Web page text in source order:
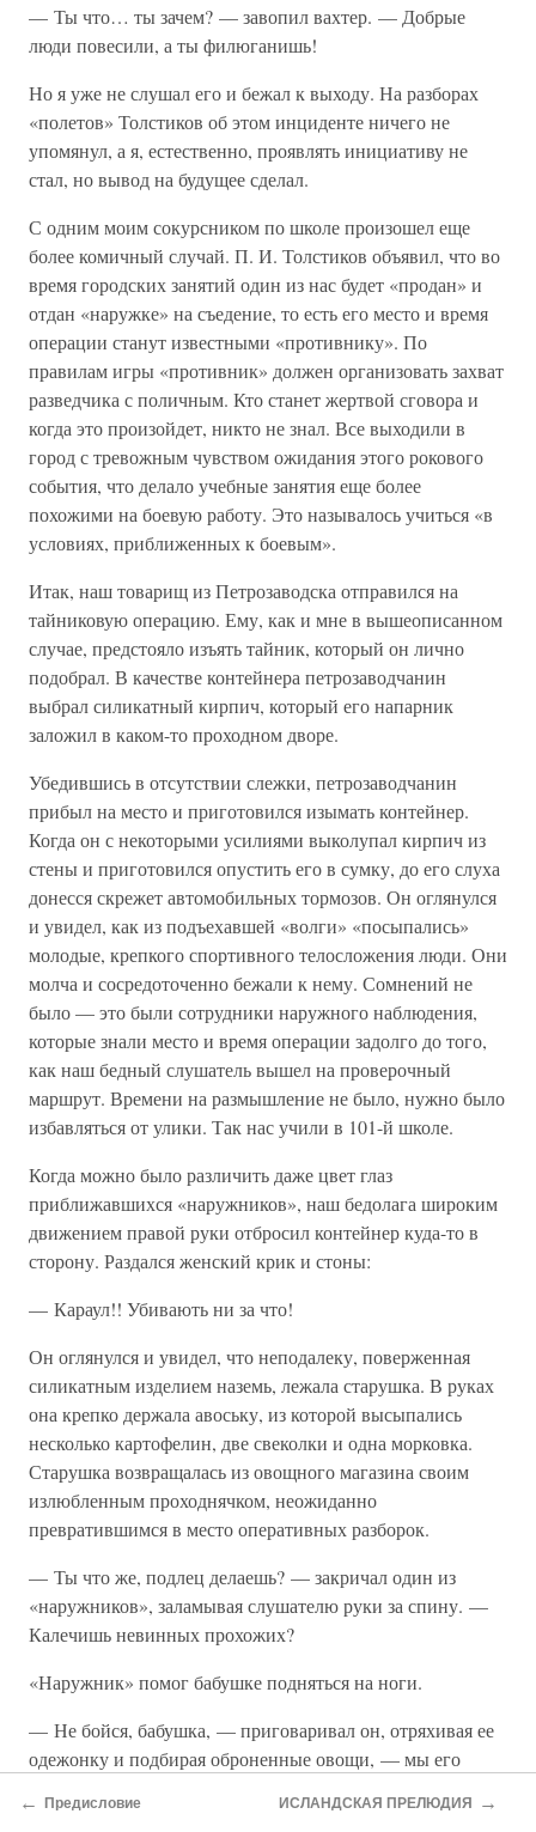
— Ты что… ты зачем? — завопил вахтер. — Добрые
люди повесили, а ты филюганишь!
Но я уже не слушал его и бежал к выходу. На разборах
«полетов» Толстиков об этом инциденте ничего не
упомянул, а я, естественно, проявлять инициативу не
стал, но вывод на будущее сделал.
С одним моим сокурсником по школе произошел еще
более комичный случай. П. И. Толстиков объявил, что во
время городских занятий один из нас будет «продан» и
отдан «наружке» на съедение, то есть его место и время
операции станут известными «противнику». По
правилам игры «противник» должен организовать захват
разведчика с поличным. Кто станет жертвой сговора и
когда это произойдет, никто не знал. Все выходили в
город с тревожным чувством ожидания этого рокового
события, что делало учебные занятия еще более
похожими на боевую работу. Это называлось учиться «в
условиях, приближенных к боевым».
Итак, наш товарищ из Петрозаводска отправился на
тайниковую операцию. Ему, как и мне в вышеописанном
случае, предстояло изъять тайник, который он лично
подобрал. В качестве контейнера петрозаводчанин
выбрал силикатный кирпич, который его напарник
заложил в каком-то проходном дворе.
Убедившись в отсутствии слежки, петрозаводчанин
прибыл на место и приготовился изымать контейнер.
Когда он с некоторыми усилиями выколупал кирпич из
стены и приготовился опустить его в сумку, до его слуха
донесся скрежет автомобильных тормозов. Он оглянулся
и увидел, как из подъехавшей «волги» «посыпались»
молодые, крепкого спортивного телосложения люди. Они
молча и сосредоточенно бежали к нему. Сомнений не
было — это были сотрудники наружного наблюдения,
которые знали место и время операции задолго до того,
как наш бедный слушатель вышел на проверочный
маршрут. Времени на размышление не было, нужно было
избавляться от улики. Так нас учили в 101-й школе.
Когда можно было различить даже цвет глаз
приближавшихся «наружников», наш бедолага широким
движением правой руки отбросил контейнер куда-то в
сторону. Раздался женский крик и стоны:
— Караул!! Убивають ни за что!
Он оглянулся и увидел, что неподалеку, поверженная
силикатным изделием наземь, лежала старушка. В руках
она крепко держала авоську, из которой высыпались
несколько картофелин, две свеколки и одна морковка.
Старушка возвращалась из овощного магазина своим
излюбленным проходнячком, неожиданно
превратившимся в место оперативных разборок.
— Ты что же, подлец делаешь? — закричал один из
«наружников», заламывая слушателю руки за спину. —
Калечишь невинных прохожих?
«Наружник» помог бабушке подняться на ноги.
— Не бойся, бабушка, — приговаривал он, отряхивая ее
одежонку и подбирая оброненные овощи, — мы его
простых советских пенсионеров.
← Предисловие ИСЛАНДСКАЯ ПРЕЛЮДИЯ →